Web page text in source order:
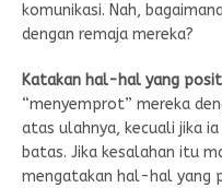
komunikasi. Nah,
dengan remaja mereka?
Katakan hal-hal yang
“menyemprot” mereka
atas ulahnya, kecuali jika
batas. Jika kesalahan itu
mengatakan hal-hal yang